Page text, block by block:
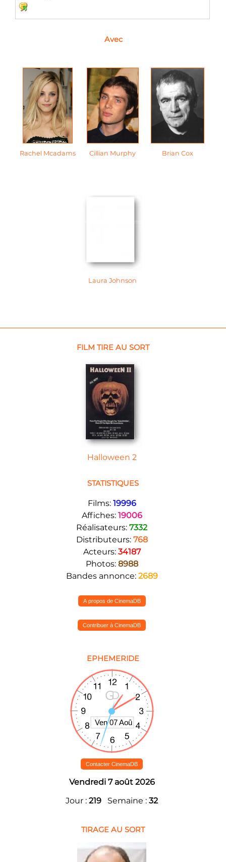
Avec
Rachel Mcadams Cillian Murphy Brian Cox
Laura Johnson
FILM TIRE AU SORT
Halloween 2
STATISTIQUES
Films: 19996
Affiches: 19006
Réalisateurs: 7332
Distributeurs: 768
Acteurs: 34187
Photos: 8988
Bandes annonce: 2689
A propos de CinemaDB
Contribuer à CinemaDB
EPHEMERIDE
Contacter CinemaDB
Vendredi 7 août 2026
Jour : 219 Semaine : 32
TIRAGE AU SORT